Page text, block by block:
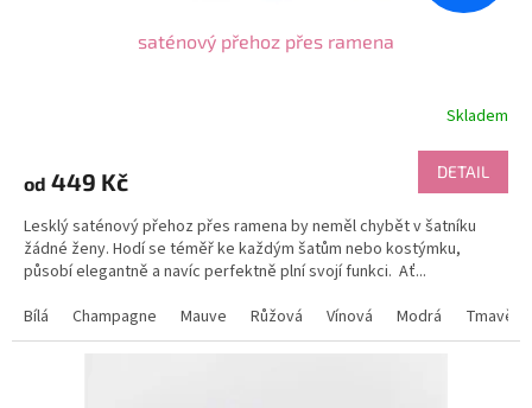
saténový přehoz přes ramena
je
z
5
hvězdiček.
Skladem
od 449 Kč DETAIL
Lesklý saténový přehoz přes ramena by neměl chybět v šatníku
žádné ženy. Hodí se téměř ke každým šatům nebo kostýmku,
působí elegantně a navíc perfektně plní svojí funkci. Ať...
Bílá
Champagne Mauve Růžová Vínová Modrá Tmavě